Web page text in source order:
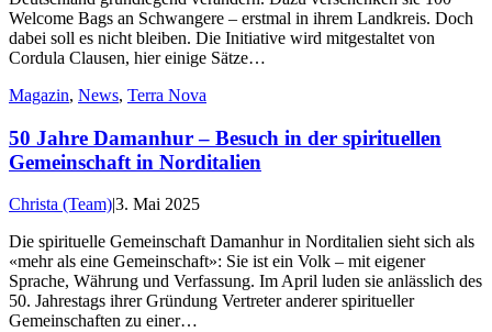
Welcome Bags an Schwangere – erstmal in ihrem Landkreis. Doch
dabei soll es nicht bleiben. Die Initiative wird mitgestaltet von
Cordula Clausen, hier einige Sätze…
Magazin, News, Terra Nova
50 Jahre Damanhur – Besuch in der spirituellen
Gemeinschaft in Norditalien
Christa (Team)3. Mai 2025
Die spirituelle Gemeinschaft Damanhur in Norditalien sieht sich als
«mehr als eine Gemeinschaft»: Sie ist ein Volk – mit eigener
Sprache, Währung und Verfassung. Im April luden sie anlässlich des
50. Jahrestags ihrer Gründung Vertreter anderer spiritueller
Gemeinschaften zu einer…